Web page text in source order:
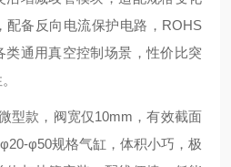
配备反向电流保护电路，ROHS
通用真空控制场景，性价比突
型款，阀宽仅10mm，有效截面
φ50规格气缸，体积小巧，极